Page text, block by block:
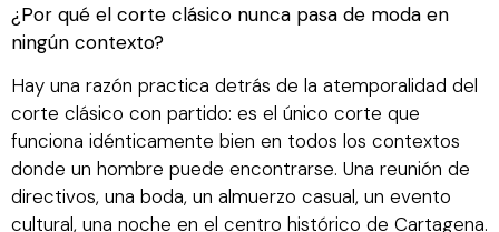
¿Por qué el corte clásico nunca pasa de moda en
ningún contexto?
Hay una razón practica detrás de la atemporalidad del
corte clásico con partido: es el único corte que
funciona idénticamente bien en todos los contextos
donde un hombre puede encontrarse. Una reunión de
directivos, una boda, un almuerzo casual, un evento
cultural, una noche en el centro histórico de Cartagena.